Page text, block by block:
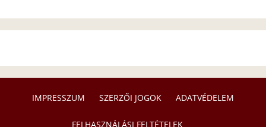
IMPRESSZUM SZERZŐI JOGOK ADATVÉDELEM
FELHASZNÁLÁSI FELTÉTELEK